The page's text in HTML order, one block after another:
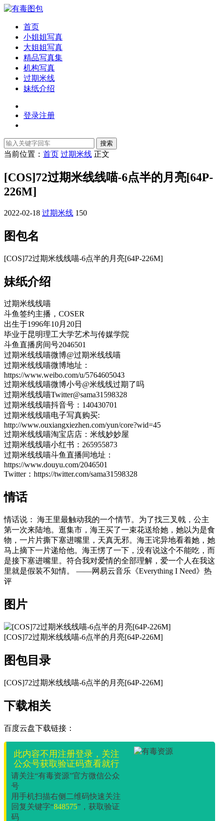
首页
小姐姐写真
大姐姐写真
精品写真集
机构写真
过期米线
妹纸介绍
登录注册
搜索
当前位置： 首页 过期米线 正文
[COS]72过期米线线喵-6点半的月亮[64P-
226M]
2022-02-18 过期米线 150
图包名
[COS]72过期米线线喵-6点半的月亮[64P-226M]
妹纸介绍
过期米线线喵
斗鱼签约主播，COSER
出生于1996年10月20日
毕业于昆明理工大学艺术与传媒学院
斗鱼直播房间号2046501
过期米线线喵微博@过期米线线喵
过期米线线喵微博地址：
https://www.weibo.com/u/5764605043
过期米线线喵微博小号@米线线过期了吗
过期米线线喵Twitter@sama31598328
过期米线线喵抖音号：140430701
过期米线线喵电子写真购买:
http://www.ouxiangxiezhen.com/yun/core?wid=45
过期米线线喵淘宝店店：米线妙妙屋
过期米线线喵小红书：265955873
过期米线线喵斗鱼直播间地址：
https://www.douyu.com/2046501
Twitter：https://twitter.com/sama31598328
情话
情话说： 海王里最触动我的一个情节。为了找三叉戟，公主
第一次来陆地。逛集市，海王买了一束花送给她，她以为是食
物，一片片撕下塞进嘴里，天真无邪。海王诧异地看着她，她
马上摘下一片递给他。海王愣了一下，没有说这个不能吃，而
是接下塞进嘴里。符合我对爱情的全部理解，爱一个人在我这
里就是假装不知情。 ——网易云音乐《Everything I Need》热
评
图片
[COS]72过期米线线喵-6点半的月亮[64P-226M]
图包目录
[COS]72过期米线线喵-6点半的月亮[64P-226M]
下载相关
百度云盘下载链接：
此内容不用注册登录，关注
公众号获取验证码查看就行
请关注“有毒资源”官方微信公众
号
用手机扫描右侧二维码快速关注
回复关键字“848575”，获取验证
码